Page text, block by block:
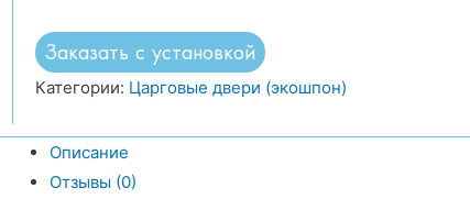
Заказать с установкой
Категории: Царговые двери (экошпон)
Описание
Отзывы (0)